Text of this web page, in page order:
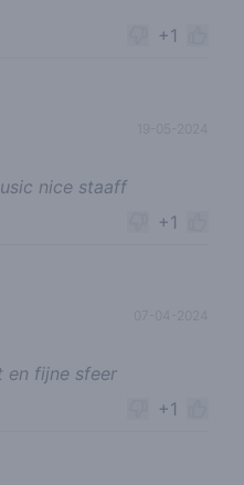
+1
nice staaff
+1
en fijne sfeer
+1